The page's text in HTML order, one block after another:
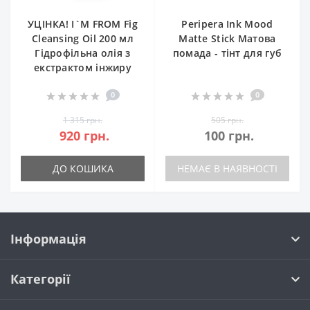
УЦІНКА! I`M FROM Fig
Cleansing Oil 200 мл
Гідрофільна олія з
екстрактом інжиру
0
1 315 грн.
920 грн.
ДО КОШИКА
Peripera Ink Mood
Matte Stick Матова
помада - тінт для губ
0
505 грн.
100 грн.
НЕМАЄ В НАЯВНОСТІ
Інформація
Категорії